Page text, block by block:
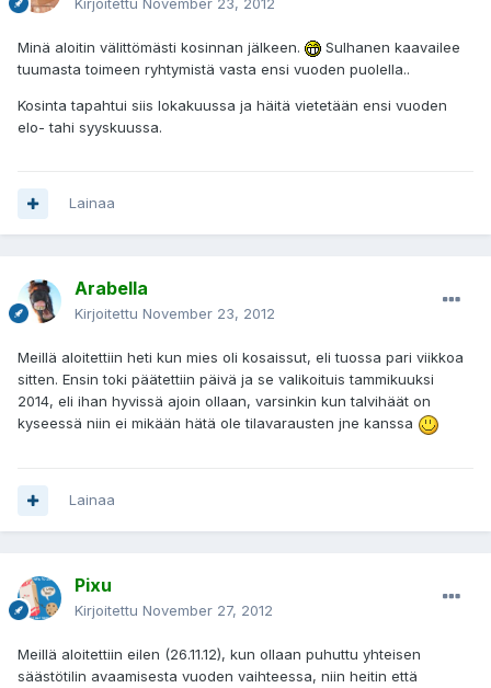
Kirjoitettu November 23, 2012
Minä aloitin välittömästi kosinnan jälkeen.
Sulhanen kaavailee
tuumasta toimeen ryhtymistä vasta ensi vuoden puolella..
Kosinta tapahtui siis lokakuussa ja häitä vietetään ensi vuoden
elo- tahi syyskuussa.
Lainaa
Arabella
Kirjoitettu November 23, 2012
Meillä aloitettiin heti kun mies oli kosaissut, eli tuossa pari viikkoa
sitten. Ensin toki päätettiin päivä ja se valikoituis tammikuuksi
2014, eli ihan hyvissä ajoin ollaan, varsinkin kun talvihäät on
kyseessä niin ei mikään hätä ole tilavarausten jne kanssa
Lainaa
Pixu
Kirjoitettu November 27, 2012
Meillä aloitettiin eilen (26.11.12), kun ollaan puhuttu yhteisen
säästötilin avaamisesta vuoden vaihteessa, niin heitin että